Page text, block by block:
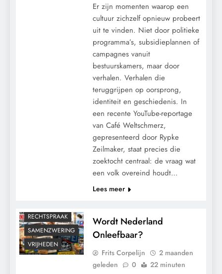
Er zijn momenten waarop een
cultuur zichzelf opnieuw probeert
uit te vinden. Niet door politieke
programma’s, subsidieplannen of
campagnes vanuit
bestuurskamers, maar door
verhalen. Verhalen die
teruggrijpen op oorsprong,
identiteit en geschiedenis. In
een recente YouTube-reportage
van Café Weltschmerz,
gepresenteerd door Rypke
Zeilmaker, staat precies die
zoektocht centraal: de vraag wat
een volk overeind houdt…
Lees meer
RECHTSPRAAK
SAMENZWERING
VRIJHEDEN
Wordt Nederland
Onleefbaar?
Frits Corpelijn
2 maanden
geleden
0 22 minuten